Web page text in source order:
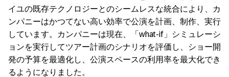
イユの既存テクノロジーとのシームレスな統合により、カ
ンパニーはかつてない高い効率で公演を計画、制作、実行
しています。カンパニーは現在、「 what-if 」シミュレーシ
ョンを実行してツアー計画のシナリオを評価し、ショー開
発の予算を最適化し、公演スペースの利用率を最大化でき
るようになりました。